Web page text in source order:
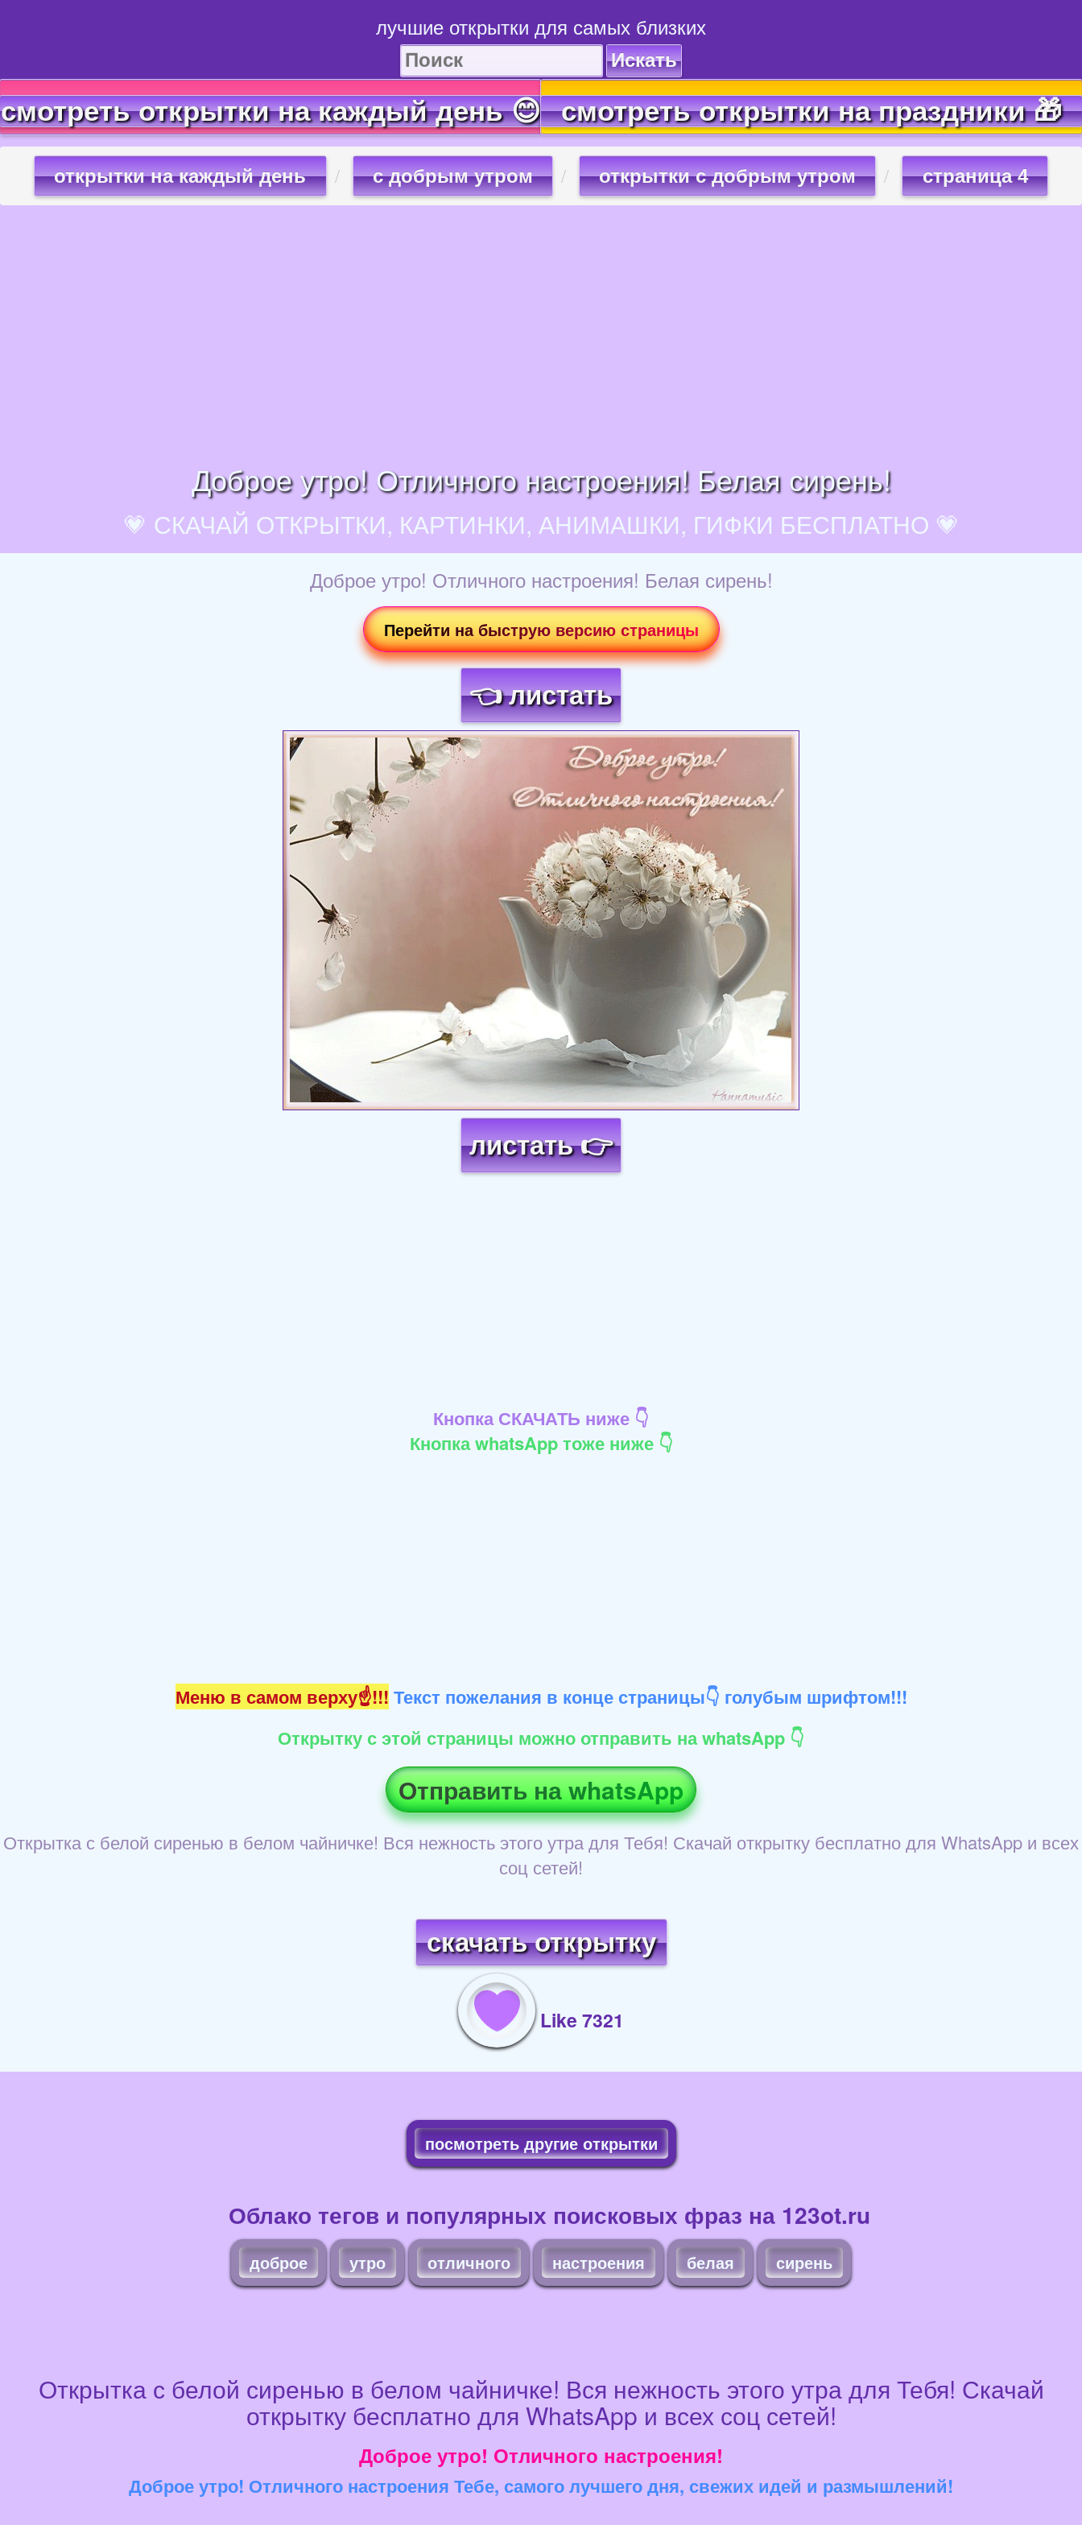
лучшие открытки для самых близких
Искать
смотреть открытки на каждый день 😊 смотреть открытки на праздники 🎁
открытки на каждый день с добрым утром открытки с добрым утром страница 4
Доброе утро! Отличного настроения! Белая сирень!
💗 СКАЧАЙ ОТКРЫТКИ, КАРТИНКИ, АНИМАШКИ, ГИФКИ БЕСПЛАТНО 💗
Доброе утро! Отличного настроения! Белая сирень!
Перейти на быструю версию страницы
👈 листать
Загрузка картинки...
листать 👉
Кнопка СКАЧАТЬ ниже 👇
Кнопка whatsApp тоже ниже 👇
Меню в самом верху☝!!! Текст пожелания в конце страницы👇 голубым шрифтом!!!
Открытку с этой страницы можно отправить на whatsApp 👇
Отправить на whatsApp
Открытка с белой сиренью в белом чайничке! Вся нежность этого утра для Тебя! Скачай открытку бесплатно для WhatsApp и всех
соц сетей!
скачать открытку
Like 7321
посмотреть другие открытки
Облако тегов и популярных поисковых фраз на 123ot.ru
доброе утро отличного настроения белая сирень
Открытка с белой сиренью в белом чайничке! Вся нежность этого утра для Тебя! Скачай
открытку бесплатно для WhatsApp и всех соц сетей!
Доброе утро! Отличного настроения!
Доброе утро! Отличного настроения Тебе, самого лучшего дня, свежих идей и размышлений!